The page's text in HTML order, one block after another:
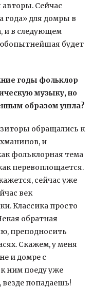
Сейчас
года» для домры в
и в следующем
будет
годы фольклор
музыку, но
образом ушла?
обращались к
и
фольклорная тема
перевоплощается.
сейчас уже
век
Классика просто
обратная
преподносить
Скажем, у меня
и домре с
ним поеду уже
везде попадаешь!